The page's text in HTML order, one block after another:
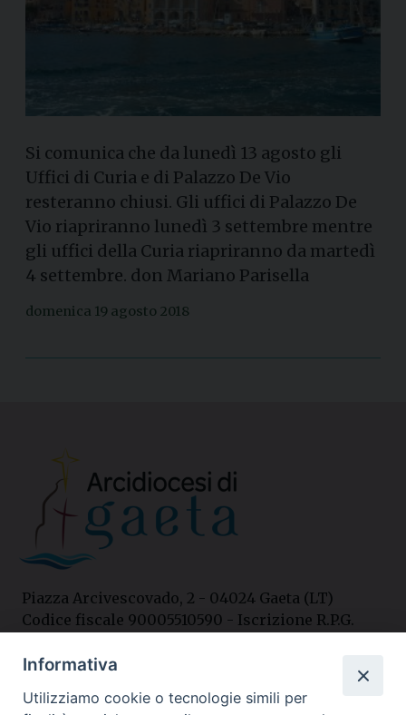
Si comunica che da lunedì 13 agosto gli
Uffici di Curia e di Palazzo De Vio
resteranno chiusi. Gli uffici di Palazzo De
Vio riapriranno lunedì 3 settembre mentre
gli uffici della Curia riapriranno da martedì
4 settembre. don Mariano Parisella
domenica 19 agosto 2018
Piazza Arcivescovado, 2 - 04024 Gaeta (LT)
Codice fiscale 90005510590 - Iscrizione R.P.G.
Contatti
Informativa
Utilizziamo cookie o tecnologie simili per